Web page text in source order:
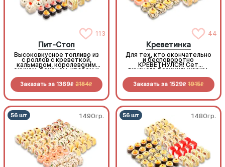
113
Пит-Стоп
Высоковкусное топливо из
с роллов с креветкой,
кальмаром, королевским
окунем, беконом, крабом и
Заказать за 1369R 2184R
44
Креветинка
Для тех, кто окончательно
и бесповоротно
КРЕВЕТНУЛСЯ! Сет
вкусного безумия: жарим,
средство от креветочной
Заказать за 1529R 1915R
1490гр. 1480гр.